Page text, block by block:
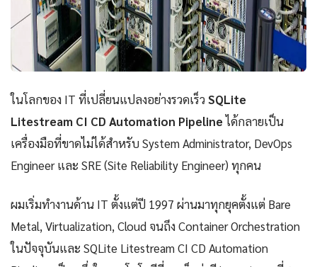
ในโลกของ IT ที่เปลี่ยนแปลงอย่างรวดเร็วSQLite
Litestream CI CD Automation Pipelineได้กลายเป็น
เครื่องมือที่ขาดไม่ได้สำหรับ System Administrator, DevOps
Engineer และ SRE (Site Reliability Engineer) ทุกคน
ผมเริ่มทำงานด้าน IT ตั้งแต่ปี 1997 ผ่านมาทุกยุคตั้งแต่ Bare
Metal, Virtualization, Cloud จนถึง Container Orchestration
ในปัจจุบันและ SQLite Litestream CI CD Automation